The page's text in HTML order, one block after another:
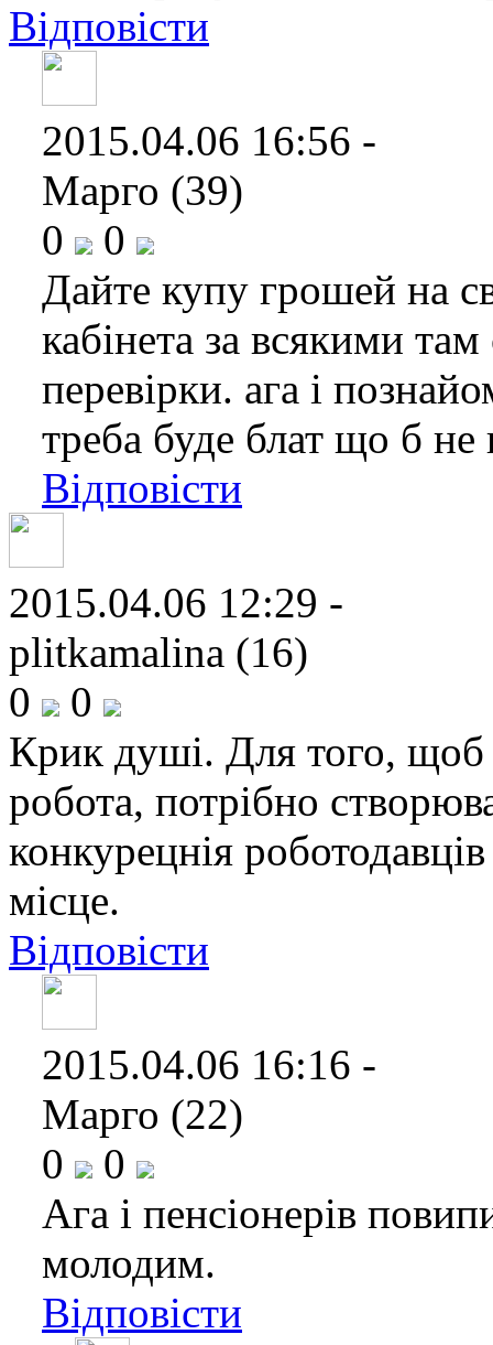
Відповісти
2015.04.06 16:56 -
Марго (39)
0
0
Дайте купу грошей на
кабінета за всякими
перевірки. ага і
треба буде блат що б
Відповісти
2015.04.06 12:29 -
plitkamalina (16)
0
0
Крик душі. Для того, щоб
робота, потрібно
конкурецнія
місце.
Відповісти
2015.04.06 16:16 -
Марго (22)
0
0
Ага і пенсіонерів
молодим.
Відповісти